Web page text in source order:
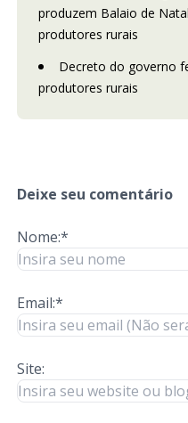
produzem Balaio de
produtores rurais
Decreto do governo
produtores rurais
Deixe seu comentário
Nome:*
Email:*
Site: